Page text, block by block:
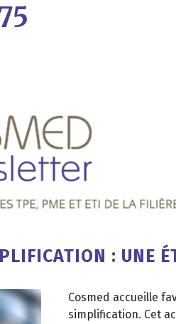
: UNE
Cosmed accueille
simplification. Cet